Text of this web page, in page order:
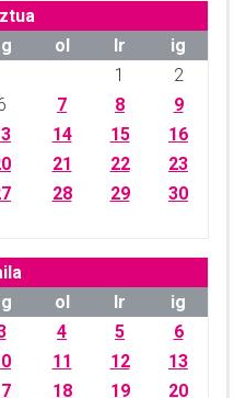
ol lr
ig
1
2
7 8
9
14 15
16
21 22
23
28 29
30
ol lr
ig
4 5
6
11 12
13
18 19
20